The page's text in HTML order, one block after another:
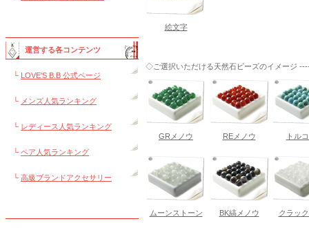
運営する各コンテンツ
└ LOVE'S B.B 公式ページ
└ メンズ人気ランキング
└ レディース人気ランキング
└ ペア人気ランキング
└ 高級ブランドアクセサリー
絵文字
◇ご選択いただける天然石ビーズのイメージ
GRメノウ REメノウ トル
ムーンストーン BK縞メノウ クラッ